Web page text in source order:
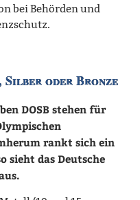
bei Behörden und
Silber oder Bronze
DOSB stehen für
rankt sich ein
sieht das Deutsche